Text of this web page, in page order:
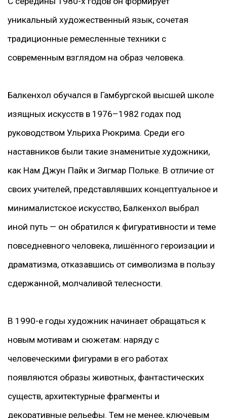
уникальный художественный язык, сочетая
традиционные ремесленные техники с
современным взглядом на образ человека.
Балкенхол обучался в Гамбургской высшей школе
изящных искусств в 1976–1982 годах под
руководством Ульриха Рюкрима. Среди его
наставников были такие знаменитые художники,
как Нам Джун Пайк и Зигмар Польке. В отличие от
своих учителей, представлявших концептуальное и
минималистское искусство, Балкенхол выбрал
иной путь — он обратился к фигуративности и теме
повседневного человека, лишённого героизации и
драматизма, отказавшись от символизма в пользу
сдержанной, молчаливой телесности.
В 1990-е годы художник начинает обращаться к
новым мотивам и сюжетам: наряду с
человеческими фигурами в его работах
появляются образы животных, фантастических
существ, архитектурные фрагменты и
декоративные рельефы. Тем не менее, ключевым